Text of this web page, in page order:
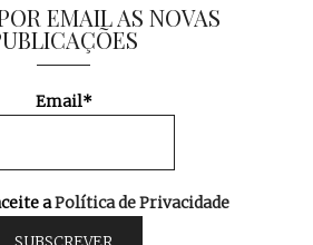
EMAIL AS NOVAS
Email*
aPolítica de Privacidade